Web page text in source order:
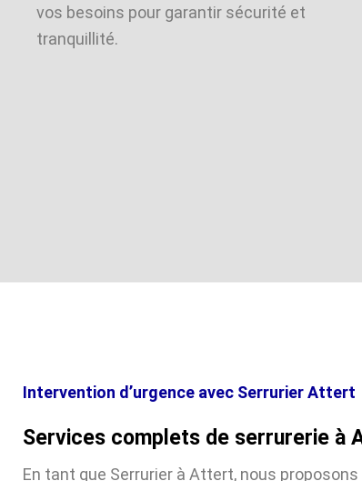
vos besoins pour garantir sécurité et
tranquillité.
Intervention d’urgence avec Serrurier Attert
Services complets de serrurerie à
En tant que Serrurier à Attert, nous